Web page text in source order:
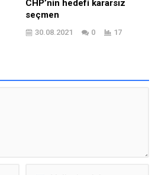
CHP’nin hedefi kararsız
seçmen
30.08.2021 0 17